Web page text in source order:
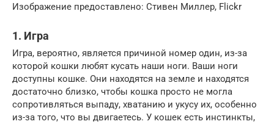
Изображение предоставлено: Стивен Миллер, Flickr
1. Игра
Игра, вероятно, является причиной номер один, из-за
которой кошки любят кусать наши ноги. Ваши ноги
доступны кошке. Они находятся на земле и находятся
достаточно близко, чтобы кошка просто не могла
сопротивляться выпаду, хватанию и укусу их, особенно
из-за того, что вы двигаетесь. У кошек есть инстинкты,